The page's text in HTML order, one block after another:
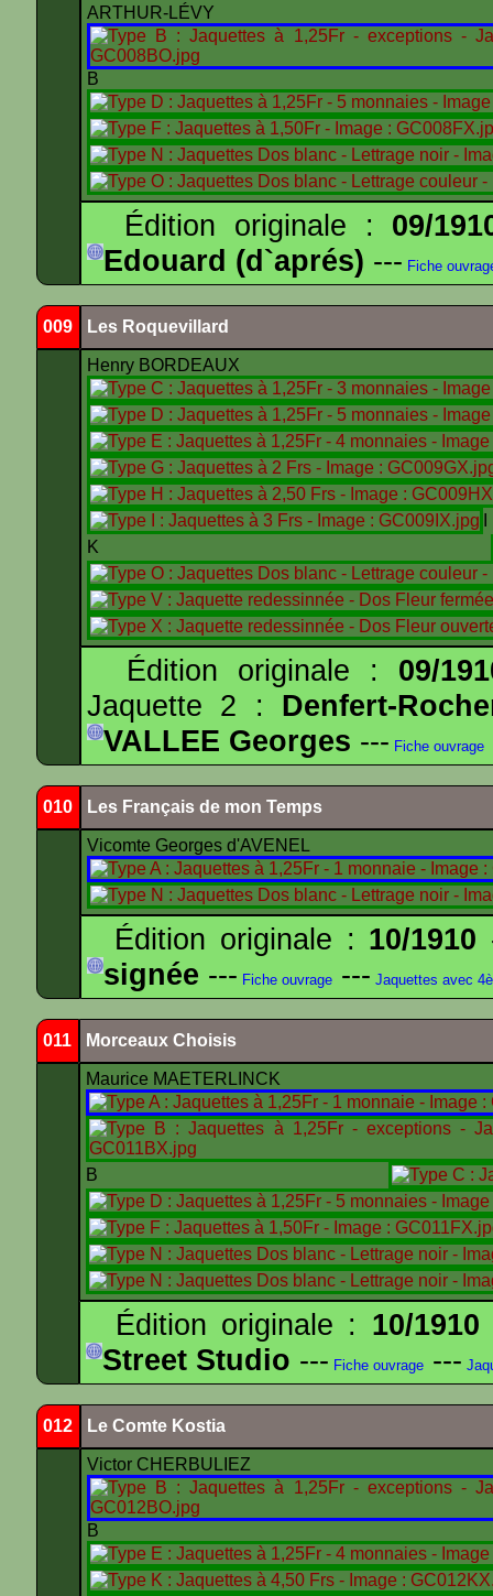
ARTHUR-LÉVY
B
Édition originale : 09/
Edouard (d`aprés) --- Fiche
009 Les Roquevillard
Henry BORDEAUX
K
Édition originale : 09/
Jaquette 2 : Denfert-
VALLEE Georges --- Fiche ouvrage
010 Les Français de mon Temps
Vicomte Georges d'AVENEL
Édition originale : 10/1910
signée --- Fiche ouvrage --- Jaquettes avec
011 Morceaux Choisis
Maurice MAETERLINCK
B
Édition originale : 10/1910
Street Studio --- Fiche ouvrage ---
012 Le Comte Kostia
Victor CHERBULIEZ
B